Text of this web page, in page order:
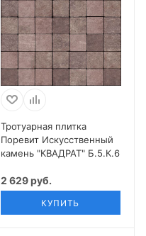
Тротуарная плитка
Поревит Искусственный
камень "КВАДРАТ" Б.5.К.6
2 629 руб.
КУПИТЬ